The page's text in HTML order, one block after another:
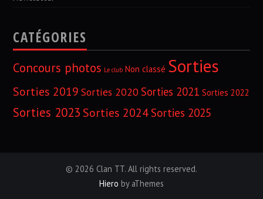
CATÉGORIES
Concours photos Le club Non classé Sorties
Sorties 2019 Sorties 2020Sorties 2021 Sorties 2022
Sorties 2023 Sorties 2024Sorties 2025
© 2026 Clan TT. All rights reserved.
Hiero by aThemes